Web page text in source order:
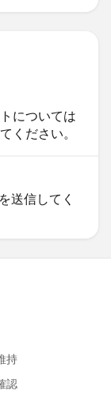
については
ください。
送信してく